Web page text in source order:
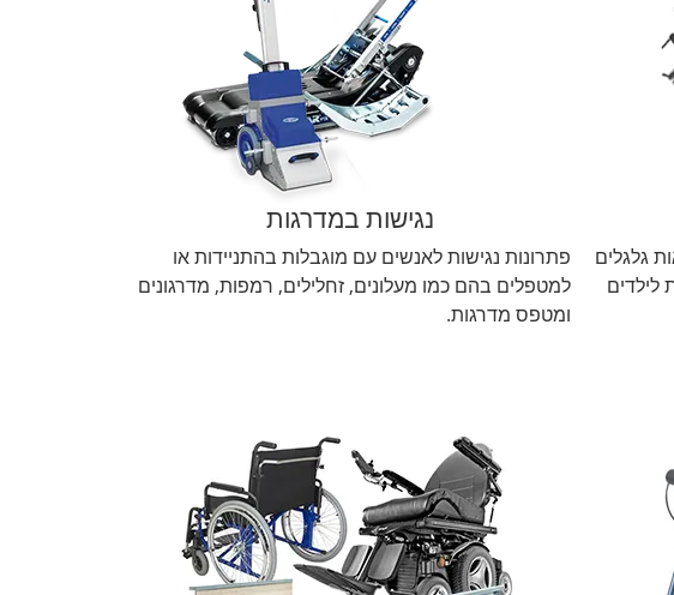
גלגלים
לילדים
נגישות במדרגות
פתרונות נגישות לאנשים עם מוגבלות בהתניידות או
למטפלים בהם כמו מעלונים, זחלילים, רמפות, מדרגונים
ומטפס מדרגות.